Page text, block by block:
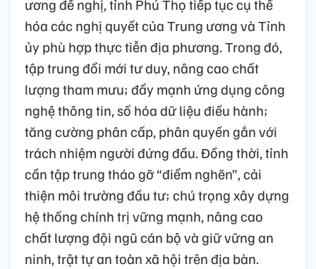
ương đề nghị, tỉnh Phú Thọ tiếp tục cụ thể
hóa các nghị quyết của Trung ương và Tỉnh
ủy phù hợp thực tiễn địa phương. Trong đó,
tập trung đổi mới tư duy, nâng cao chất
lượng tham mưu; đẩy mạnh ứng dụng công
nghệ thông tin, số hóa dữ liệu điều hành;
tăng cường phân cấp, phân quyền gắn với
trách nhiệm người đứng đầu. Đồng thời, tỉnh
cần tập trung tháo gỡ “điểm nghẽn”, cải
thiện môi trường đầu tư; chú trọng xây dựng
hệ thống chính trị vững mạnh, nâng cao
chất lượng đội ngũ cán bộ và giữ vững an
ninh, trật tự an toàn xã hội trên địa bàn.